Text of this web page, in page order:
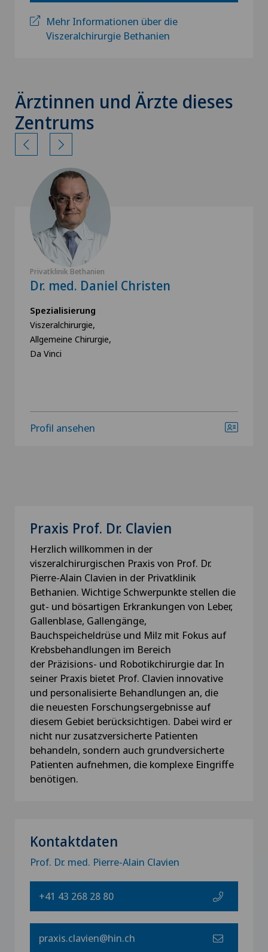
Mehr Informationen über die
Viszeralchirurgie Bethanien
Ärztinnen und Ärzte dieses
Zentrums
Privatklinik Bethanien
Dr. med. Daniel Christen
Spezialisierung
Viszeralchirurgie,
Allgemeine Chirurgie,
Da Vinci
Profil ansehen
Praxis Prof. Dr. Clavien
Herzlich willkommen in der
viszeralchirurgischen Praxis von Prof. Dr.
Pierre-Alain Clavien in der Privatklinik
Bethanien. Wichtige Schwerpunkte stellen die
gut- und bösartigen Erkrankungen von Leber,
Gallenblase, Gallengänge,
Bauchspeicheldrüse und Milz mit Fokus auf
Krebsbehandlungen im Bereich
der Präzisions- und Robotikchirurgie dar. In
seiner Praxis bietet Prof. Clavien innovative
und personalisierte Behandlungen an, die
die neuesten Forschungsergebnisse auf
diesem Gebiet berücksichtigen. Dabei wird er
nicht nur zusatzversicherte Patienten
behandeln, sondern auch grundversicherte
Patienten aufnehmen, die komplexe Eingriffe
benötigen.
Kontaktdaten
Prof. Dr. med. Pierre-Alain Clavien
+41 43 268 28 80
praxis.clavien@hin.ch